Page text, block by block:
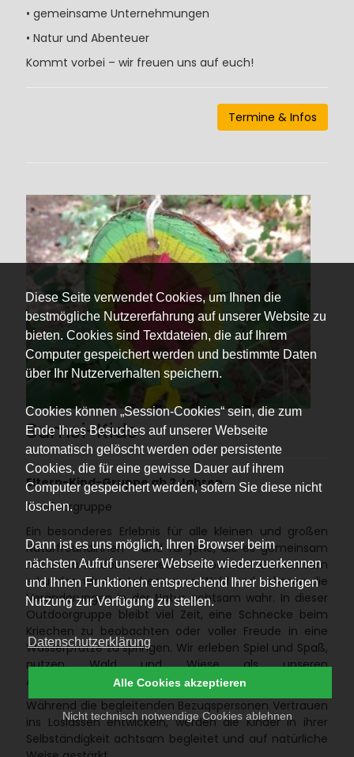
Diese Seite verwendet Cookies, um Ihnen die
bestmögliche Nutzererfahrung auf unserer Website zu
bieten. Cookies sind Textdateien, die auf Ihrem
Computer gespeichert werden und bestimmte Daten
über Ihr Nutzerverhalten speichern.
Cookies können „Session-Cookies“ sein, die zum
Ende Ihres Besuches auf unserer Webseite
automatisch gelöscht werden oder persistente
Cookies, die für eine gewisse Dauer auf ihrem
Computer gespeichert werden, sofern Sie diese nicht
löschen.
Dann ist es uns möglich, Ihren Browser beim
nächsten Aufruf unserer Webseite wiederzuerkennen
und Ihnen Funktionen entsprechend Ihrer bisherigen
Nutzung zur Verfügung zu stellen.
Datenschutzerklärung
Nicht technisch notwendige Cookies ablehnen
Alle Cookies akzeptieren
• gemeinsame Unternehmungen
• Natur und Abenteuer
Kommt vorbei – wir freuen uns auf euch!
Termine & Infos
Sumsi-Kids
Eltern-Kind-Gruppe ab 2 Jahren
Outdoorgruppe
Ein besonderes Erlebnis für alle kleinen und großen
NaturfreundInnen – und für jene, die es gemeinsam
mit ihren Kindern entdecken möchten! Gemeinsam
erkunden wir den Lebensraum Wald und nehmen die
Veränderungen in der Natur achtsam wahr. In dieser
Outdoorgruppe bleibt viel Zeit, eine Schnecke beim
Kriechen zu beobachten oder voller Freude in eine
Wasserpfütze zu springen. Wir erleben Spiel und Spaß,
nutzen Wald und Wiese als unseren
Abenteuerspielplatz und den Himmel als unser Zelt.
Während die begleitenden Bezugspersonen Vertrauen
ins Loslassen entwickeln, werden die Kinder in ihrer
Selbständigkeit achtsam begleitet und auf natürliche